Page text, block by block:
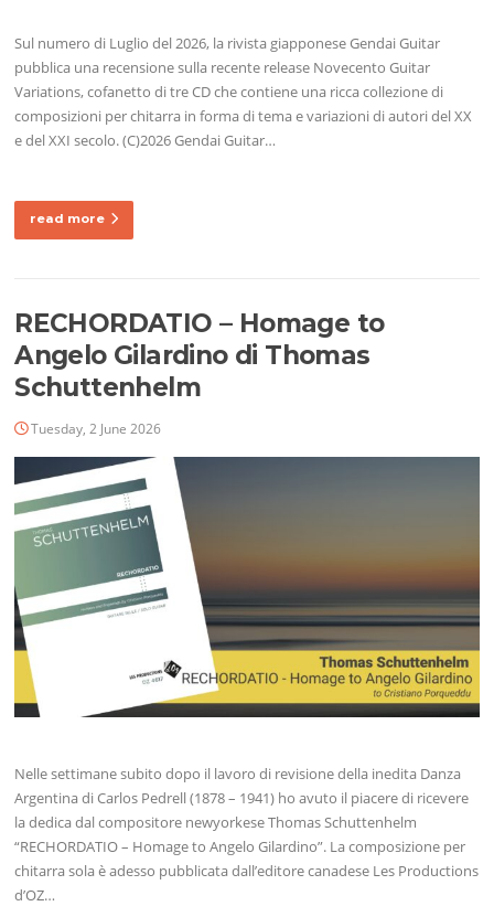
Sul numero di Luglio del 2026, la rivista giapponese Gendai Guitar
pubblica una recensione sulla recente release Novecento Guitar
Variations, cofanetto di tre CD che contiene una ricca collezione di
composizioni per chitarra in forma di tema e variazioni di autori del XX
e del XXI secolo. (C)2026 Gendai Guitar…
read more
RECHORDATIO – Homage to
Angelo Gilardino di Thomas
Schuttenhelm
Tuesday, 2 June 2026
Nelle settimane subito dopo il lavoro di revisione della inedita Danza
Argentina di Carlos Pedrell (1878 – 1941) ho avuto il piacere di ricevere
la dedica dal compositore newyorkese Thomas Schuttenhelm
“RECHORDATIO – Homage to Angelo Gilardino”. La composizione per
chitarra sola è adesso pubblicata dall’editore canadese Les Productions
d’OZ…